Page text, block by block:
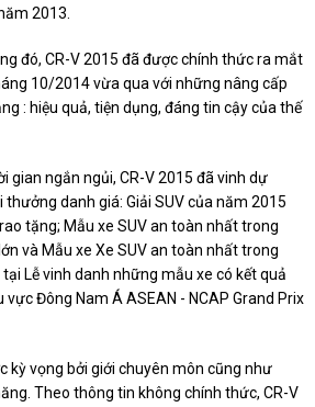
2013.
đó, CR-V 2015 đã được chính thức ra mắt
10/2014 vừa qua với những nâng cấp
: hiệu quả, tiện dụng, đáng tin cậy của thế
gian ngắn ngủi, CR-V 2015 đã vinh dự
danh giá: Giải SUV của năm 2015
tặng; Mẫu xe SUV an toàn nhất trong
và Mẫu xe Xe SUV an toàn nhất trong
Lễ vinh danh những mẫu xe có kết quả
Đông Nam Á ASEAN - NCAP Grand Prix
kỳ vọng bởi giới chuyên môn cũng như
Theo thông tin không chính thức, CR-V